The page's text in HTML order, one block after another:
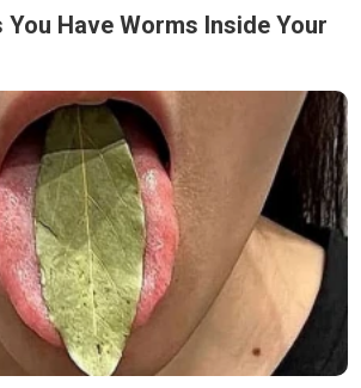
You Have Worms Inside Your